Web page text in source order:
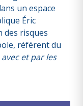
un espace
Éric
des risques
référent du
et par les